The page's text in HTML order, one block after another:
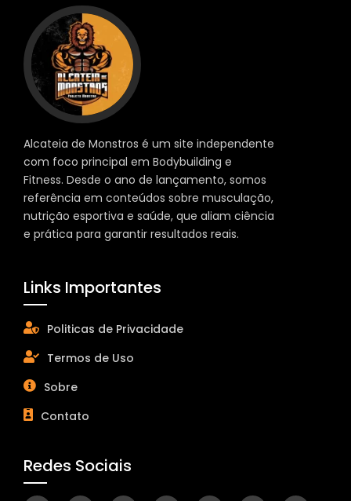
Alcateia de Monstros é um site independente
com foco principal em Bodybuilding e
Fitness. Desde o ano de lançamento, somos
referência em conteúdos sobre musculação,
nutrição esportiva e saúde, que aliam ciência
e prática para garantir resultados reais.
Links Importantes
Politicas de Privacidade
Termos de Uso
Sobre
Contato
Redes Sociais